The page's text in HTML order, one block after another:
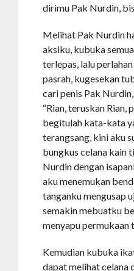
dirimu Pak Nurdin,
Melihat Pak Nurdin
aksiku, kubuka
terlepas, lalu
pasrah, kugesekan
cari penis Pak Nurdin,
“Rian, teruskan Rian,
begitulah kata-kata
terangsang, kini aku
bungkus celana kain
Nurdin dengan
aku menemukan
tanganku mengusap
semakin mebuatku
menyapu permukaan
Kemudian kubuka
dapat melihat celana